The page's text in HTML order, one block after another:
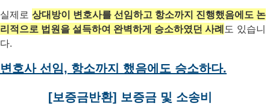
실제로 상대방이 변호사를 선임하고 항소까지 진행했음에도 논
리적으로 법원을 설득하여 완벽하게 승소하였던 사례 도 있습니
다.
변호사 선임, 항소까지 했음에도 승소하다.
[보증금반환] 보증금 및 소송비